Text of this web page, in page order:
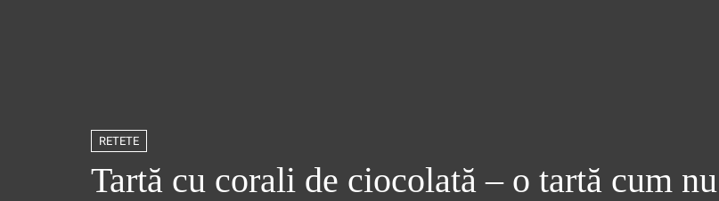
RETETE
Tartă cu corali de ciocolată – o tartă cum nu